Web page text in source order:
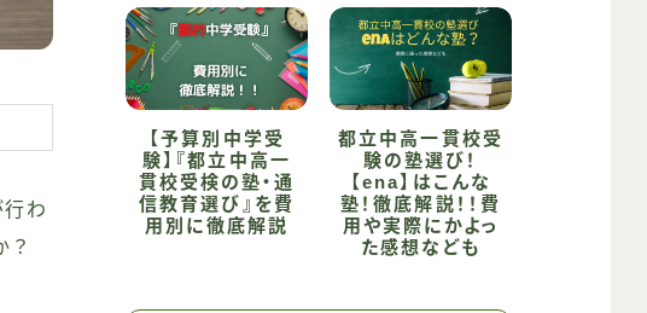
わ
？
【予算別中学受
験】『都立中高一
貫校受検の塾・通
信教育選び』を費
用別に徹底解説
都立中高一貫校受
験の塾選び！
【ena】はこんな
塾！徹底解説！！費
用や実際にかよっ
た感想なども